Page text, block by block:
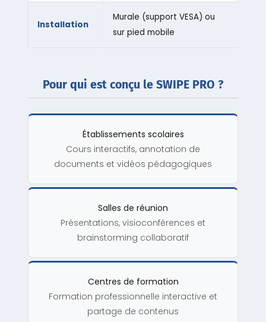
Installation
Murale (support VESA) ou
sur pied mobile
Pour qui est conçu le SWIPE PRO ?
Établissements scolaires
Cours interactifs, annotation de
documents et vidéos pédagogiques
Salles de réunion
Présentations, visioconférences et
brainstorming collaboratif
Centres de formation
Formation professionnelle interactive et
partage de contenus